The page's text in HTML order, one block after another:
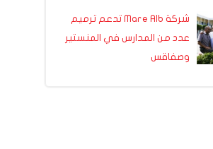
شركة Mare Alb تدعم ترميم
عدد من المدارس في المنستير
وصفاقس